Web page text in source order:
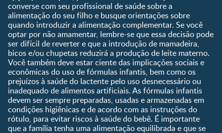
Guia de Nomes para Bebê
Calendário de semanas de
gravidez
Calculadora de cor dos
olhos
Curva de crescimento do
bebê
Planeta dos Pais
Receitas
converse com seu profissional de saúde sobre a
alimentação do seu filho e busque orientações sobre
quando introduzir a alimentação complementar. Se você
optar por não amamentar, lembre-se que essa decisão pode
ser difícil de reverter e que a introdução de mamadeira,
bicos e/ou chupetas reduzirá a produção de leite materno.
Você também deve estar ciente das implicações sociais e
econômicas do uso de fórmulas infantis, bem como os
prejuízos à saúde do lactente pelo uso desnecessário ou
inadequado de alimentos artificiais. As fórmulas infantis
devem ser sempre preparadas, usadas e armazenadas em
condições higiênicas e de acordo com as instruções do
rótulo, para evitar riscos à saúde do bebê. É importante
que a família tenha uma alimentação equilibrada e que se